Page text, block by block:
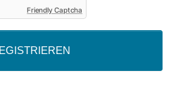
Friendly Captcha